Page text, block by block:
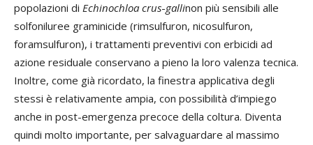
popolazioni di Echinochloa crus-gallinon più sensibili alle
solfoniluree graminicide (rimsulfuron, nicosulfuron,
foramsulfuron), i trattamenti preventivi con erbicidi ad
azione residuale conservano a pieno la loro valenza tecnica.
Inoltre, come già ricordato, la finestra applicativa degli
stessi è relativamente ampia, con possibilità d’impiego
anche in post-emergenza precoce della coltura. Diventa
quindi molto importante, per salvaguardare al massimo